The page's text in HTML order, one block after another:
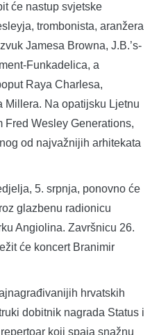
će nastup svjetske
trombonista, aranžera
Jamesa Browna, J.B.’s-
Funkadelica, a
Raya Charlesa,
Millera. Na opatijsku Ljetnu
Fred Wesley Generations,
od najvažnijih arhitekata
5. srpnja, ponovno će
glazbenu radionicu
Angiolina. Završnicu 26.
će koncert Branimir
hrvatskih
dobitnik nagrada Status i
koji spaja snažnu